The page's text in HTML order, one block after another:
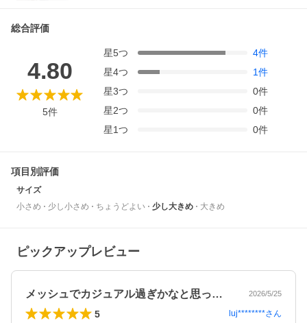
総合評価
4.80
5件
星5つ 4件
星4つ 1件
星3つ 0件
星2つ 0件
星1つ 0件
項目別評価
サイズ
小さめ
少し小さめ ちょうどよい 少し大きめ 大きめ
ピックアップレビュー
メッシュでカジュアル過ぎかなと思ってま… 2026/5/25
5 luj********さん